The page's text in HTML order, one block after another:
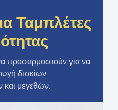
Ταμπλέτες
προσαρμοστούν για να
δισκίων
και μεγεθών.